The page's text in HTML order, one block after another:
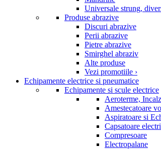
Universale strung,
Produse abrazive
Discuri abrazive
Perii abrazive
Pietre abrazive
Smirghel abraziv
Alte produse
Vezi promotiile ›
Echipamente electrice si pneumatice
Echipamente si scule electrice
Aeroterme,
Amestecatoare
Aspiratoare si
Capsatoare
Compresoare
Electropalane